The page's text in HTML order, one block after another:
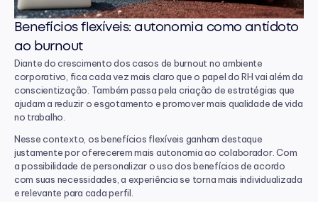
Benefícios flexíveis: autonomia como antídoto
ao burnout
Diante do crescimento dos casos de burnout no ambiente
corporativo, fica cada vez mais claro que o papel do RH vai além da
conscientização. Também passa pela criação de estratégias que
ajudam a reduzir o esgotamento e promover mais qualidade de vida
no trabalho.
Nesse contexto, os benefícios flexíveis ganham destaque
justamente por oferecerem mais autonomia ao colaborador. Com
a possibilidade de personalizar o uso dos benefícios de acordo
com suas necessidades, a experiência se torna mais individualizada
e relevante para cada perfil.